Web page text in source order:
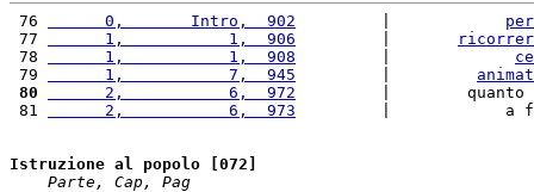
76
      0,       Intro,  902
77
      1,           1,  906
78
      1,           1,  908
79
      1,           7,  945
80
      2,           6,  972
|
81
      2,           6,  973
|            a
Istruzione al popolo [072]
Parte, Cap, Pag